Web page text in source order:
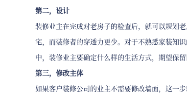
第二，设计
装修业主在完成对老房子的检查后，就可以规划
宅，而装修者的穿透力更少。对于不熟悉家装知
中，装修业主要确定什么样的生活方式，期望保
第三，修改主体
如果客户装修公司的业主不需要修改墙面，这一